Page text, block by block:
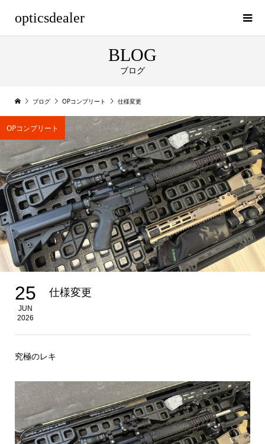
opticsdealer
BLOG
ブログ
ブログ OPコンプリート 仕様変更
OPコンプリート
25
JUN
2026
仕様変更
究極のレキ